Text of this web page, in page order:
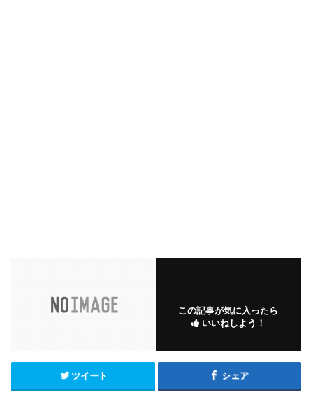
この記事が気に入ったら
いいねしよう！
ツイート シェア